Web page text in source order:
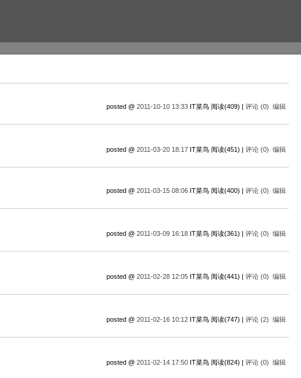
posted @ 2011-10-10 13:33 IT菜鸟 阅读(409) | 评论 (0) 编辑
posted @ 2011-03-20 18:17 IT菜鸟 阅读(451) | 评论 (0) 编辑
posted @ 2011-03-15 08:06 IT菜鸟 阅读(400) | 评论 (0) 编辑
posted @ 2011-03-09 16:18 IT菜鸟 阅读(361) | 评论 (0) 编辑
posted @ 2011-02-28 12:05 IT菜鸟 阅读(441) | 评论 (0) 编辑
posted @ 2011-02-16 10:12 IT菜鸟 阅读(747) | 评论 (2) 编辑
posted @ 2011-02-14 17:50 IT菜鸟 阅读(824) | 评论 (0) 编辑